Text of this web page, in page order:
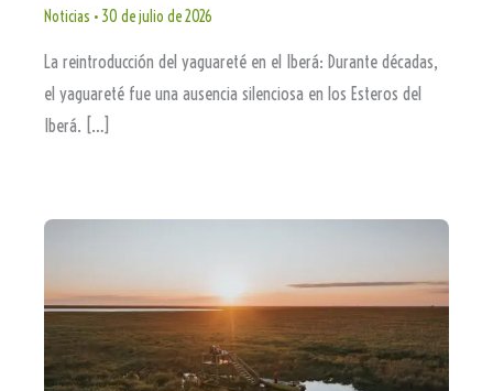
Noticias • 30 de julio de 2026
La reintroducción del yaguareté en el Iberá: Durante décadas,
el yaguareté fue una ausencia silenciosa en los Esteros del
Iberá. […]